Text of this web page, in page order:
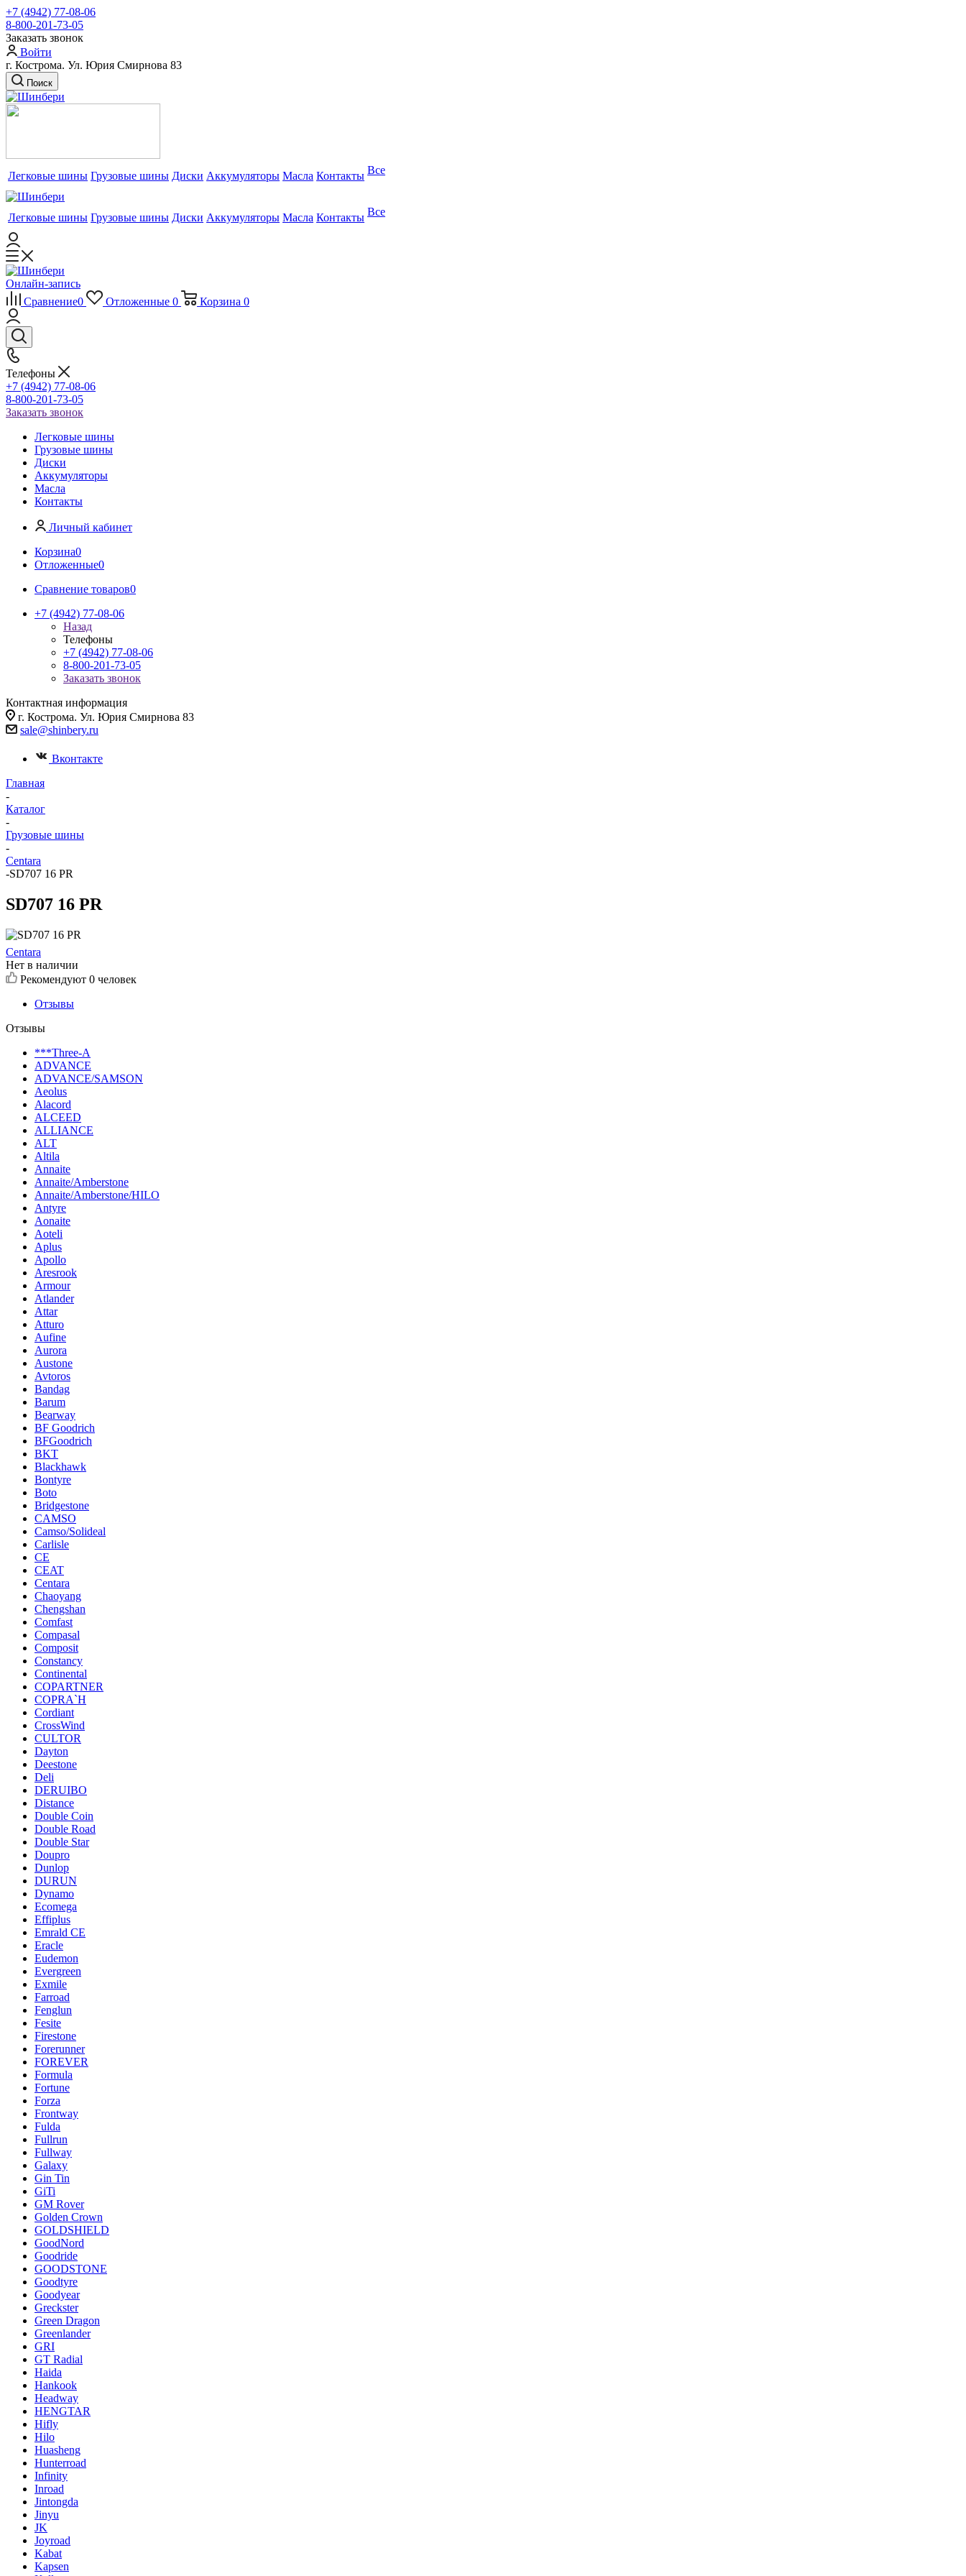
+7 (4942) 77-08-06
8-800-201-73-05
Заказать звонок
Войти
г. Кострома. Ул. Юрия Смирнова 83
Поиск
Легковые шины Грузовые шины Диски Аккумуляторы Масла Контакты Все
Легковые шины Грузовые шины Диски Аккумуляторы Масла Контакты Все
Онлайн-запись
Сравнение0 Отложенные 0 Корзина 0
Телефоны
+7 (4942) 77-08-06
8-800-201-73-05
Заказать звонок
Легковые шины
Грузовые шины
Диски
Аккумуляторы
Масла
Контакты
Личный кабинет
Корзина0
Отложенные0
Сравнение товаров0
+7 (4942) 77-08-06
Назад
Телефоны
+7 (4942) 77-08-06
8-800-201-73-05
Заказать звонок
Контактная информация
г. Кострома. Ул. Юрия Смирнова 83
sale@shinbery.ru
Вконтакте
Главная
-
Каталог
-
Грузовые шины
-
Centara
-SD707 16 PR
SD707 16 PR
Centara
Нет в наличии
Рекомендуют 0 человек
Отзывы
Отзывы
***Three-A
ADVANCE
ADVANCE/SAMSON
Aeolus
Alacord
ALCEED
ALLIANCE
ALT
Altila
Annaite
Annaite/Amberstone
Annaite/Amberstone/HILO
Antyre
Aonaite
Aoteli
Aplus
Apollo
Aresrook
Armour
Atlander
Attar
Atturo
Aufine
Aurora
Austone
Avtoros
Bandag
Barum
Bearway
BF Goodrich
BFGoodrich
BKT
Blackhawk
Bontyre
Boto
Bridgestone
CAMSO
Camso/Solideal
Carlisle
CE
CEAT
Centara
Chaoyang
Chengshan
Comfast
Compasal
Composit
Constancy
Continental
COPARTNER
COPRA`H
Cordiant
CrossWind
CULTOR
Dayton
Deestone
Deli
DERUIBO
Distance
Double Coin
Double Road
Double Star
Doupro
Dunlop
DURUN
Dynamo
Ecomega
Effiplus
Emrald СЕ
Eracle
Eudemon
Evergreen
Exmile
Farroad
Fenglun
Fesite
Firestone
Forerunner
FOREVER
Formula
Fortune
Forza
Frontway
Fulda
Fullrun
Fullway
Galaxy
Gin Tin
GiTi
GM Rover
Golden Crown
GOLDSHIELD
GoodNord
Goodride
GOODSTONE
Goodtyre
Goodyear
Greckster
Green Dragon
Greenlander
GRI
GT Radial
Haida
Hankook
Headway
HENGTAR
Hifly
Hilo
Huasheng
Hunterroad
Infinity
Inroad
Jintongda
Jinyu
JK
Joyroad
Kabat
Kapsen